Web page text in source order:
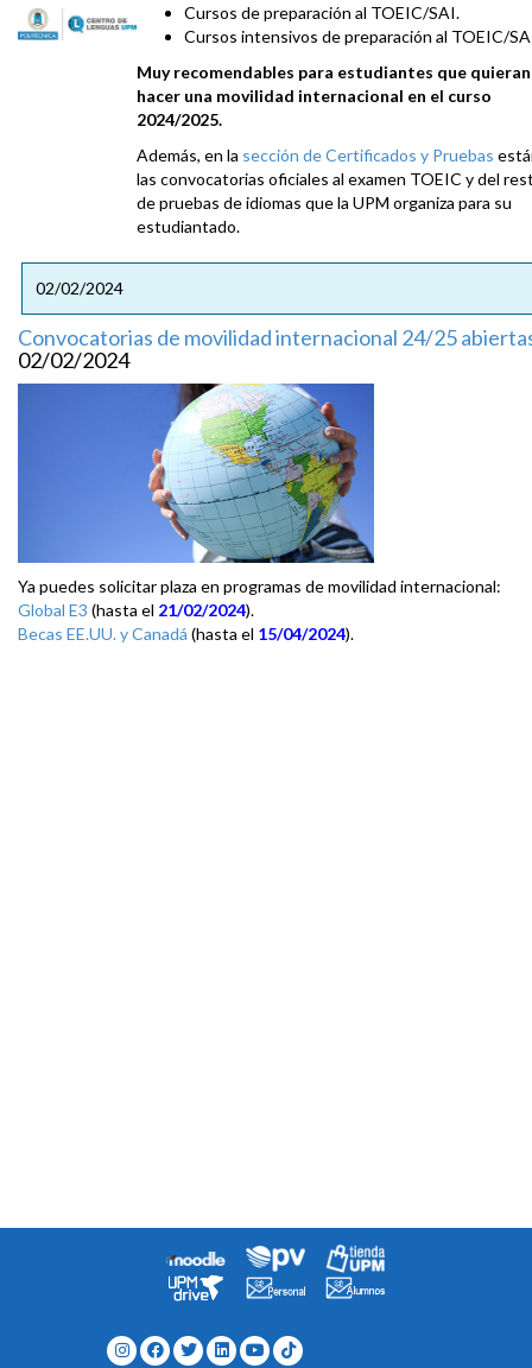
Cursos de preparación al TOEIC/SAI.
Cursos intensivos de preparación al TOEIC/
Muy recomendables para estudiantes que quieran
hacer una movilidad internacional en el curso
2024/2025.
Además, en la sección de Certificados y Pruebas
las convocatorias oficiales al examen TOEIC y del
de pruebas de idiomas que la UPM organiza para su
estudiantado.
02/02/2024
Convocatorias de movilidad internacional 24/25
02/02/2024
Ya puedes solicitar plaza en programas de movilidad internacional:
Global E3 (hasta el 21/02/2024).
Becas EE.UU. y Canadá (hasta el 15/04/2024).